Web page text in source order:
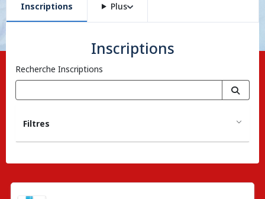
Inscriptions Plus
Inscriptions
Recherche Inscriptions
Filtres